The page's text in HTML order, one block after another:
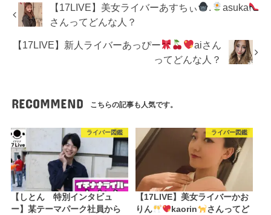
【17LIVE】美女ライバーあすちぃ .
asuka
さんってどんな人？
【17LIVE】新人ライバーあっぴー
aiさん
ってどんな人？
RECOMMEND こちらの記事も人気です。
ライバー図鑑
【しとん 特別インタビュ
ー】某テーマパーク社員から
ライバー図鑑
【17LIVE】美女ライバーかお
りん
kaorin
さんってど